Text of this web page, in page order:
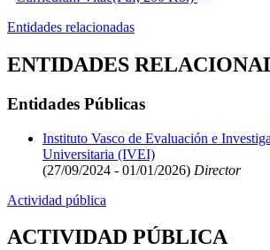
Entidades relacionadas
ENTIDADES
Entidades Públicas
Instituto Vasco de Evaluación e
Universitaria (IVEI)
(27/09/2024 - 01/01/2026) Director
Actividad pública
ACTIVIDAD PÚBLICA